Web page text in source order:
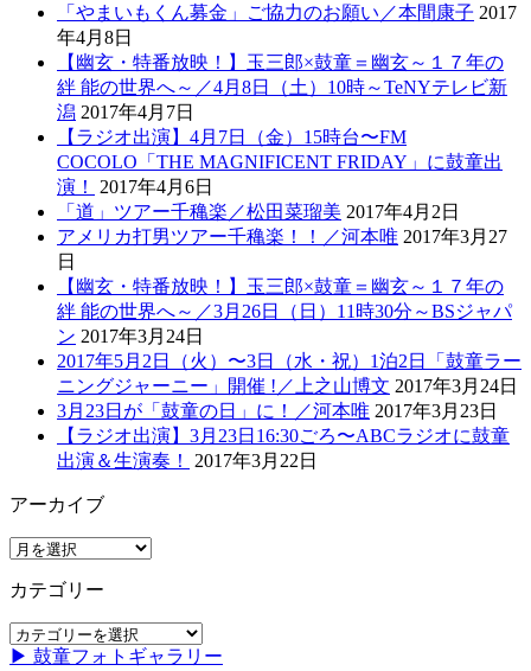
「やまいもくん募金」ご協力のお願い／本間康子 2017
年4月8日
【幽玄・特番放映！】玉三郎×鼓童＝幽玄～１７年の
絆 能の世界へ～／4月8日（土）10時～TeNYテレビ新
潟 2017年4月7日
【ラジオ出演】4月7日（金）15時台〜FM
COCOLO「THE MAGNIFICENT FRIDAY」に鼓童出
演！
2017年4月6日
「道」ツアー千穐楽／松田菜瑠美 2017年4月2日
アメリカ打男ツアー千穐楽！！／河本唯 2017年3月27
日
【幽玄・特番放映！】玉三郎×鼓童＝幽玄～１７年の
絆 能の世界へ～／3月26日（日）11時30分～BSジャパ
ン 2017年3月24日
2017年5月2日（火）〜3日（水・祝）1泊2日「鼓童ラー
ニングジャーニー」開催 !／上之山博文 2017年3月24日
3月23日が「鼓童の日」に！／河本唯 2017年3月23日
【ラジオ出演】3月23日16:30ごろ〜ABCラジオに鼓童
出演＆生演奏！
2017年3月22日
アーカイブ
ア
カ
イ
ブ
カテゴリー
カ
テ
▶ 鼓童フォトギャラリー